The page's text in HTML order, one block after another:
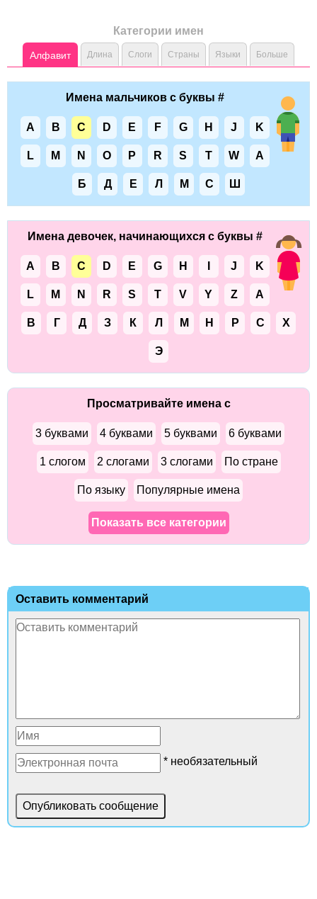
Категории имен
Алфавит Длина Слоги Страны Языки Больше
Имена мальчиков с буквы #
A B C D E F G H J K
L M N O P R S T W А
Б Д Е Л М С Ш
Имена девочек, начинающихся с буквы #
A B C D E G H J K
L M N R S T V Y Z А
В Г Д З К Л М Н Р С Х
Э
Просматривайте имена с
3 буквами 4 буквами 5 буквами 6 буквами
1 слогом 2 слогами 3 слогами По стране
По языку Популярные имена
Показать все категории
Оставить комментарий
* необязательный